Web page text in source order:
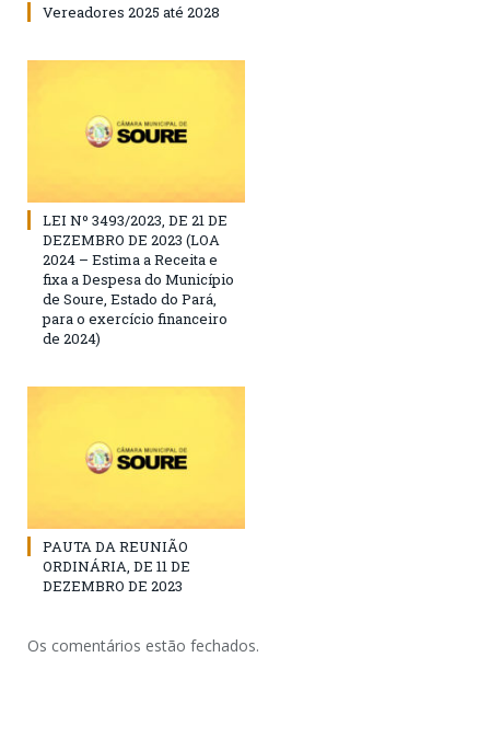
Vereadores 2025 até 2028
LEI Nº 3493/2023, DE 21 DE
DEZEMBRO DE 2023 (LOA
2024 – Estima a Receita e
fixa a Despesa do Município
de Soure, Estado do Pará,
para o exercício financeiro
de 2024)
PAUTA DA REUNIÃO
ORDINÁRIA, DE 11 DE
DEZEMBRO DE 2023
Os comentários estão fechados.